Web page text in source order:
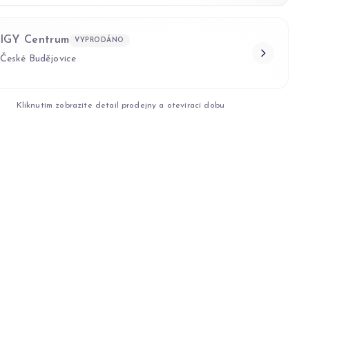
IGY Centrum VYPRODÁNO
České Budějovice
Kliknutím zobrazíte detail prodejny a otevírací dobu